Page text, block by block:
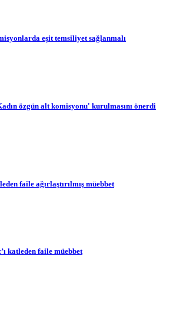
eşit temsiliyet sağlanmalı
özgün alt komisyonu' kurulmasını önerdi
faile ağırlaştırılmış müebbet
katleden faile müebbet